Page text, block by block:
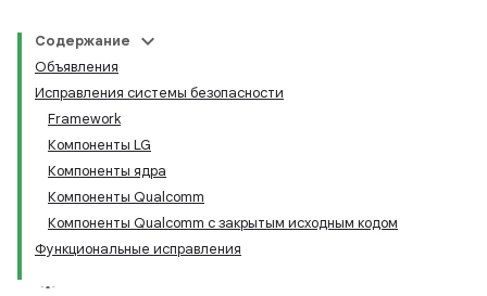
Содержание
Объявления
Исправления системы безопасности
Framework
Компоненты LG
Компоненты ядра
Компоненты Qualcomm
Компоненты Qualcomm с закрытым исходным кодом
Функциональные исправления